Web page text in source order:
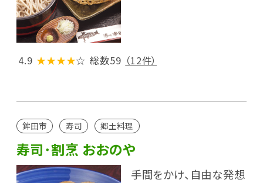
4.9 ★★★★☆ 総数59 （12件）
鉾田市 寿司 郷土料理
寿司･割烹 おおのや
手間をかけ、自由な発想